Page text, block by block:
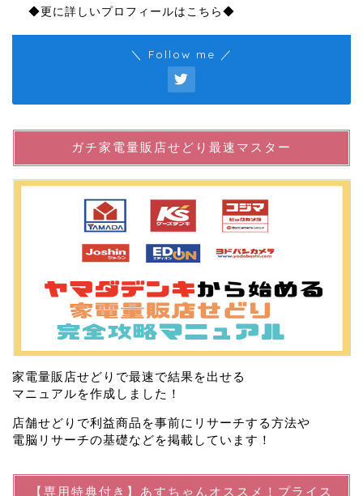
◆更に詳しいプロフィールはこちら◆
＼ Follow me ／
ガチ家電量販店せどり最速マスター
家電量販店せどりで最速で結果を出せる
マニュアルを作成しました！
店舗せどりで利益商品を事前にリサーチする方法や
電脳リサーチの基礎などを掲載しています！
【専用特典付き】あすちゃんオススメ！プライス